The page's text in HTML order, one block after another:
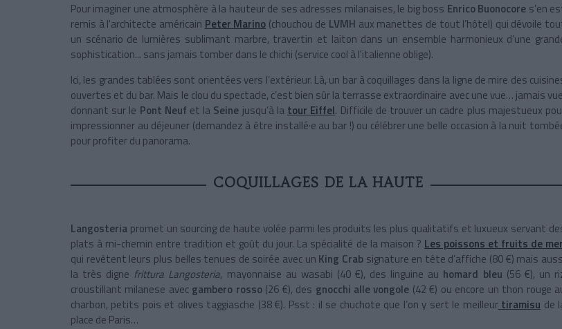
Pour imaginer une atmosphère à la hauteur de ses adresses milanaises, le big boss Enrico Buonocore s’en
remis à l'architecte américain Peter Marino (chouchou de LVMH aux manettes de tout l’hôtel) qui dévoile
un scénario de lumières sublimant marbre, travertin et laiton dans un ensemble harmonieux d’une
sophistication... sans jamais tomber dans le chichi (service cool à l'italienne oblige).
Ici, les grandes tablées sont orientées vers l’extérieur. Là, un bar à coquillages dans la ligne de mire des
ouvertes et du bar. Mais le clou du spectacle, c’est bien sûr la terrasse extraordinaire avec une vue… jamais
donnant sur le Pont Neuf et la Seine jusqu’à la tour Eiffel. Difficile de trouver un cadre plus majestueux
impressionner au déjeuner (demandez à être installé·e au bar !) ou célébrer une belle occasion à la nuit
pour profiter du panorama.
COQUILLAGES DE LA HAUTE
Langosteria promet un sourcing de haute volée parmi les produits les plus qualitatifs et luxueux servant
plats à mi-chemin entre tradition et goût du jour. La spécialité de la maison ? Les poissons et fruits de
qui revêtent leurs plus belles tenues de soirée avec un King Crabsignature en tête d’affiche (80 €) mais
la très digne frittura Langosteria, mayonnaise au wasabi (40 €), des linguine au homard bleu (56 €), un
croustillant milanese avec gambero rosso(26 €), des gnocchi alle vongole (42 €) ou encore un thon rouge
charbon, petits pois et olives taggiasche (38 €). Psst : il se chuchote que l’on y sert le meilleur tiramisu de
place de Paris…